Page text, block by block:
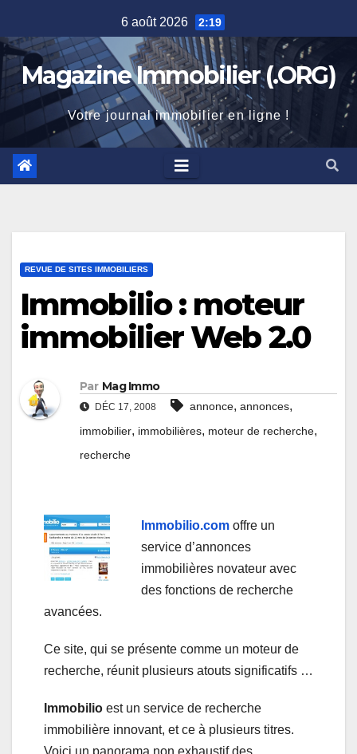
to
content
6 août 2026 2:19
Magazine Immobilier (.ORG)
Votre journal immobilier en ligne !
REVUE DE SITES IMMOBILIERS
Immobilio : moteur
immobilier Web 2.0
Par Mag Immo
DÉC 17, 2008 annonce, annonces,
immobilier, immobilières, moteur de recherche,
recherche
Immobilio.com offre un
service d’annonces
immobilières novateur avec
des fonctions de recherche
avancées.
Ce site, qui se présente comme un moteur de
recherche, réunit plusieurs atouts significatifs …
Immobilio est un service de recherche
immobilière innovant, et ce à plusieurs titres.